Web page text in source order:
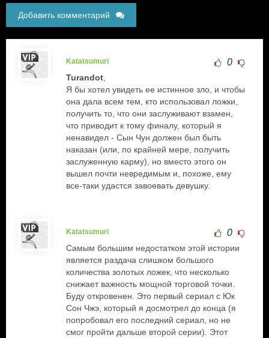
Добавить комментарий
Katatsumuri 0
Turandot
Я бы хотел увидеть ее истинное зло, и чтобы
она дала всем тем, кто использовал ложки,
получить то, что они заслуживают взамен,
что приводит к тому финалу, который я
ненавидел - Сын Чун должен был быть
наказан (или, по крайней мере, получить
заслуженную карму), но вместо этого он
вышел почти невредимым и, похоже, ему
все-таки удастся завоевать девушку.
Katatsumuri 0
Самым большим недостатком этой истории
является раздача слишком большого
количества золотых ложек, что несколько
снижает важность мощной торговой точки.
Буду откровенен. Это первый сериал с Юк
Сон Чжэ, который я досмотрел до конца (я
попробовал его последний сериал, но не
смог пройти дальше второй серии). Этот